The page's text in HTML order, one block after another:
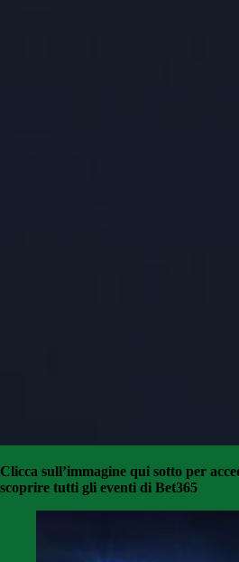
Clicca sull’immagine qui sotto per
scoprire tutti gli eventi di Bet365